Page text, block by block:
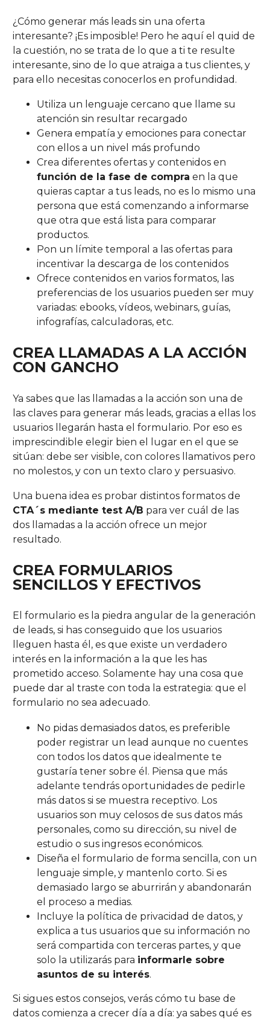
¿Cómo generar más leads sin una oferta
interesante? ¡Es imposible! Pero he aquí el quid de
la cuestión, no se trata de lo que a ti te resulte
interesante, sino de lo que atraiga a tus clientes, y
para ello necesitas conocerlos en profundidad.
Utiliza un lenguaje cercano que llame su
atención sin resultar recargado
Genera empatía y emociones para conectar
con ellos a un nivel más profundo
Crea diferentes ofertas y contenidos en
función de la fase de compra en la que
quieras captar a tus leads, no es lo mismo una
persona que está comenzando a informarse
que otra que está lista para comparar
productos.
Pon un límite temporal a las ofertas para
incentivar la descarga de los contenidos
Ofrece contenidos en varios formatos, las
preferencias de los usuarios pueden ser muy
variadas: ebooks, vídeos, webinars, guías,
infografías, calculadoras, etc.
CREA LLAMADAS A LA ACCIÓN
CON GANCHO
Ya sabes que las llamadas a la acción son una de
las claves para generar más leads, gracias a ellas los
usuarios llegarán hasta el formulario. Por eso es
imprescindible elegir bien el lugar en el que se
sitúan: debe ser visible, con colores llamativos pero
no molestos, y con un texto claro y persuasivo.
Una buena idea es probar distintos formatos de
CTA´s mediante test A/B para ver cuál de las
dos llamadas a la acción ofrece un mejor
resultado.
CREA FORMULARIOS
SENCILLOS Y EFECTIVOS
El formulario es la piedra angular de la generación
de leads, si has conseguido que los usuarios
lleguen hasta él, es que existe un verdadero
interés en la información a la que les has
prometido acceso. Solamente hay una cosa que
puede dar al traste con toda la estrategia: que el
formulario no sea adecuado.
No pidas demasiados datos, es preferible
poder registrar un lead aunque no cuentes
con todos los datos que idealmente te
gustaría tener sobre él. Piensa que más
adelante tendrás oportunidades de pedirle
más datos si se muestra receptivo. Los
usuarios son muy celosos de sus datos más
personales, como su dirección, su nivel de
estudio o sus ingresos económicos.
Diseña el formulario de forma sencilla, con un
lenguaje simple, y mantenlo corto. Si es
demasiado largo se aburrirán y abandonarán
el proceso a medias.
Incluye la política de privacidad de datos, y
explica a tus usuarios que su información no
será compartida con terceras partes, y que
solo la utilizarás para informarle sobre
asuntos de su interés.
Si sigues estos consejos, verás cómo tu base de
datos comienza a crecer día a día: ya sabes qué es